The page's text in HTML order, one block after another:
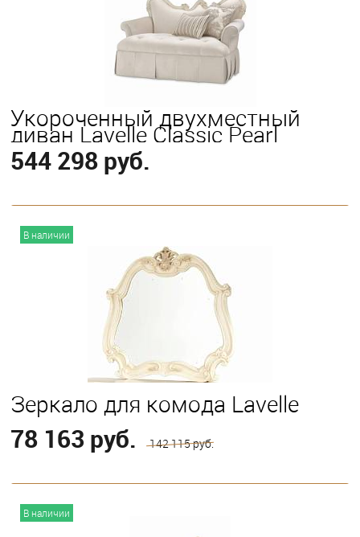
Укороченный двухместный
диван Lavelle Classic Pearl
544 298 руб.
В наличии
Зеркало для комода Lavelle
78 163 руб. 142 115 руб.
В наличии